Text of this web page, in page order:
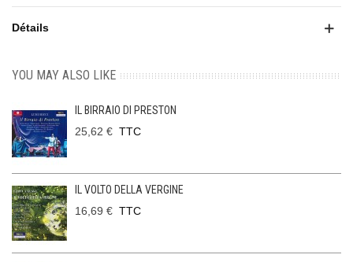
Détails
YOU MAY ALSO LIKE
IL BIRRAIO DI PRESTON
25,62 € TTC
IL VOLTO DELLA VERGINE
16,69 € TTC